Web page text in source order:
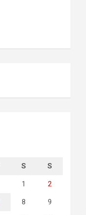
S S
1 2
8 9